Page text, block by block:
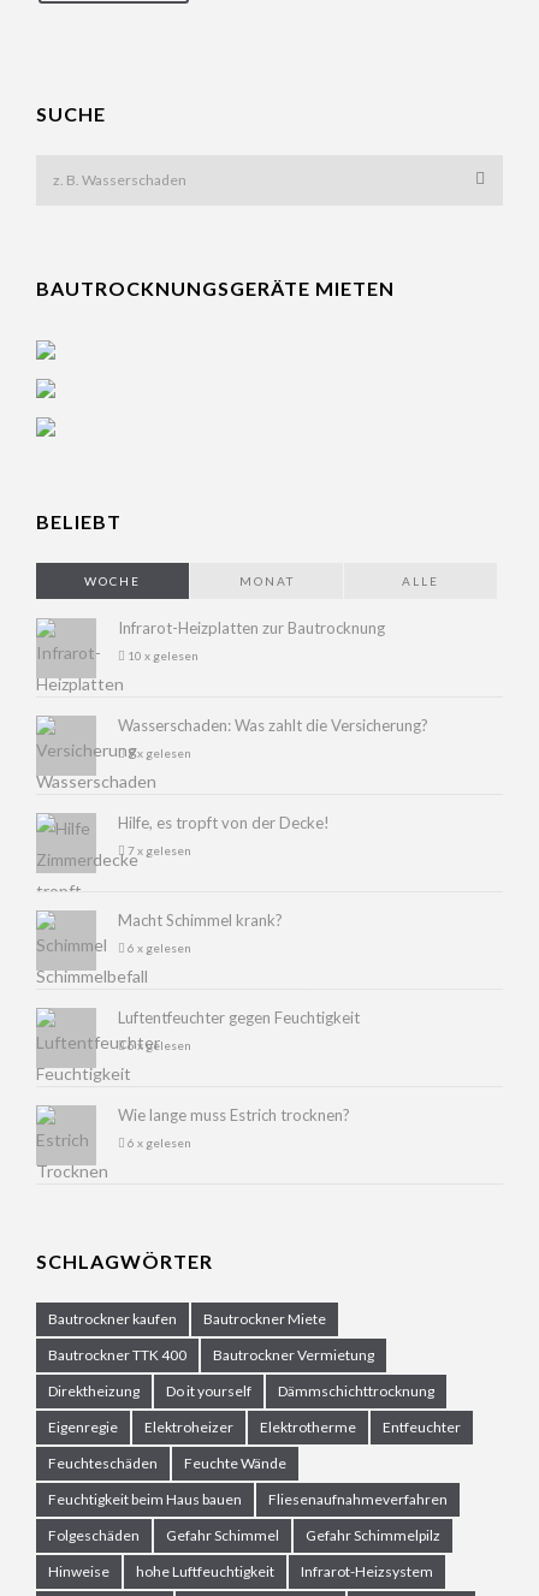
SUCHE
BAUTROCKNUNGSGERÄTE MIETEN
BELIEBT
WOCHE MONAT ALLE
Infrarot-Heizplatten zur Bautrocknung
10 x gelesen
Wasserschaden: Was zahlt die Versicherung?
9 x gelesen
Hilfe, es tropft von der Decke!
7 x gelesen
Macht Schimmel krank?
6 x gelesen
Luftentfeuchter gegen Feuchtigkeit
6 x gelesen
Wie lange muss Estrich trocknen?
6 x gelesen
SCHLAGWÖRTER
Bautrockner kaufen
Bautrockner Miete
Bautrockner TTK 400
Bautrockner Vermietung
Direktheizung
Do it yourself
Dämmschichttrocknung
Eigenregie
Elektroheizer Elektrotherme
Entfeuchter
Feuchteschäden
Feuchte Wände
Feuchtigkeit beim Haus bauen
Fliesenaufnahmeverfahren
Folgeschäden
Gefahr Schimmel
Gefahr Schimmelpilz
Hinweise
hohe Luftfeuchtigkeit
Infrarot-Heizsystem